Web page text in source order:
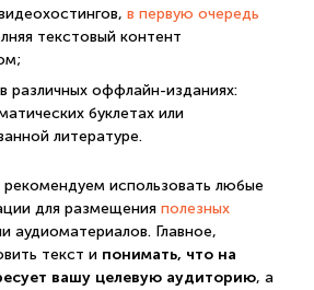
в первую очередь
текстовый контент
различных оффлайн-изданиях:
буклетах или
литературе.
использовать любые
для размещения полезных
аудиоматериалов. Главное,
текст и понимать, что на
вашу целевую аудиторию, а